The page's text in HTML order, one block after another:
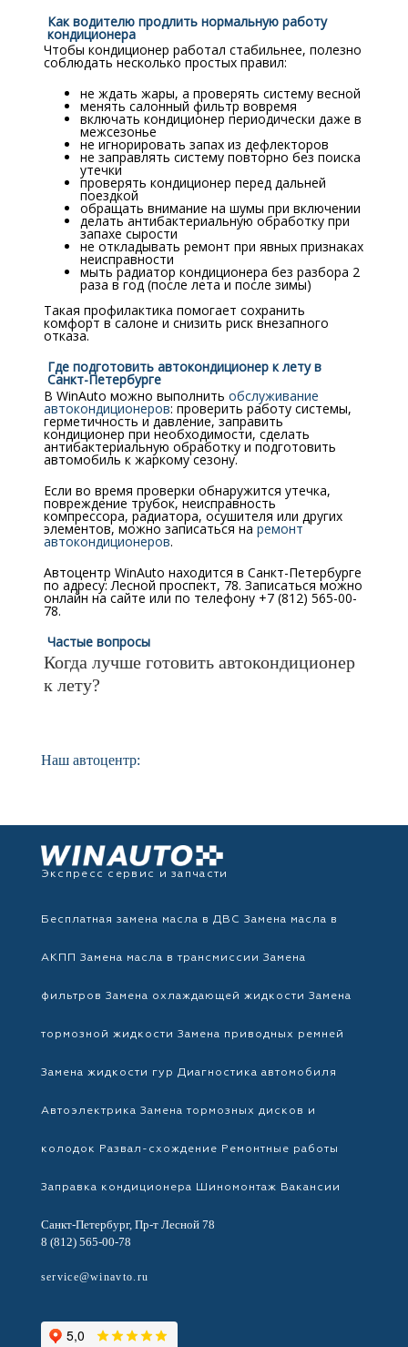
Как водителю продлить нормальную работу
кондиционера
Чтобы кондиционер работал стабильнее, полезно
соблюдать несколько простых правил:
не ждать жары, а проверять систему весной
менять салонный фильтр вовремя
включать кондиционер периодически даже в
межсезонье
не игнорировать запах из дефлекторов
не заправлять систему повторно без поиска
утечки
проверять кондиционер перед дальней
поездкой
обращать внимание на шумы при включении
делать антибактериальную обработку при
запахе сырости
не откладывать ремонт при явных признаках
неисправности
мыть радиатор кондиционера без разбора 2
раза в год (после лета и после зимы)
Такая профилактика помогает сохранить
комфорт в салоне и снизить риск внезапного
отказа.
Где подготовить автокондиционер к лету в
Санкт-Петербурге
В WinAuto можно выполнитьобслуживание
автокондиционеров: проверить работу системы,
герметичность и давление, заправить
кондиционер при необходимости, сделать
антибактериальную обработку и подготовить
автомобиль к жаркому сезону.
Если во время проверки обнаружится утечка,
повреждение трубок, неисправность
компрессора, радиатора, осушителя или других
элементов, можно записаться наремонт
автокондиционеров.
Автоцентр WinAuto находится в Санкт-Петербурге
по адресу: Лесной проспект, 78. Записаться можно
онлайн на сайте или по телефону +7 (812) 565-00-
78.
Частые вопросы
Когда лучше готовить автокондиционер
к лету?
Наш автоцентр:
Экспресс сервис и запчасти
Бесплатная замена масла в ДВС Замена масла в
АКПП Замена масла в трансмиссии Замена
фильтров Замена охлаждающей жидкости Замена
тормозной жидкости Замена приводных ремней
Замена жидкости гур Диагностика автомобиля
Автоэлектрика Замена тормозных дисков и
колодок Развал-схождение Ремонтные работы
Заправка кондиционера Шиномонтаж Вакансии
Санкт-Петербург, Пр-т Лесной 78
8 (812) 565-00-78
service@winavto.ru